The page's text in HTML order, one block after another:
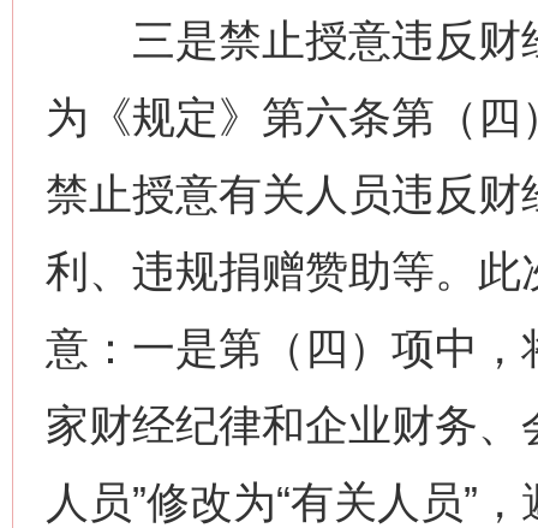
三是禁止授意违反财
为《规定》第六条第（
禁止授意有关人员违反
利、违规捐赠赞助等。
意：一是第（四）项中
家财经纪律和企业财务
人员”修改为“有关人员”